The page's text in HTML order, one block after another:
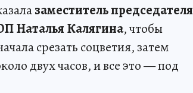
заместитель председателя
Наталья Калягина, чтобы
срезать соцветия, затем
двух часов, и все это — под